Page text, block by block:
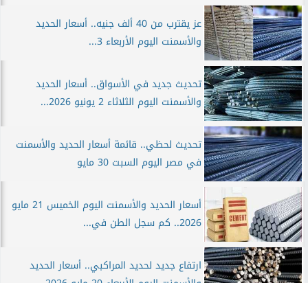
عز يقترب من 40 ألف جنيه.. أسعار الحديد
والأسمنت اليوم الأربعاء 3...
تحديث جديد في الأسواق.. أسعار الحديد
والأسمنت اليوم الثلاثاء 2 يونيو 2026...
تحديث لحظي.. قائمة أسعار الحديد والأسمنت
في مصر اليوم السبت 30 مايو
أسعار الحديد والأسمنت اليوم الخميس 21 مايو
2026.. كم سجل الطن في...
ارتفاع جديد لحديد المراكبي.. أسعار الحديد